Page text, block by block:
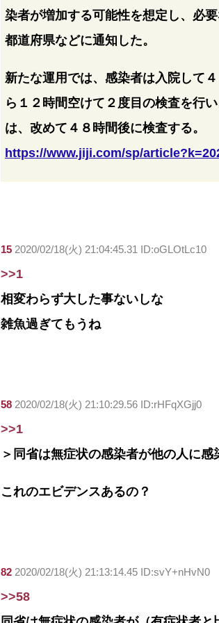
染者が増加する可能性を想定し、必
都道府県などに通知した。
新たな運用では、感染者は入院して
ら１２時間空けて２度目の検査を行
は、改めて４８時間後に検査する。
https://www.jiji.com/sp/
15 2020/02/18(火) 21:04:45.31 ID:oGLOtLc10
>>1
相変わらず大した事ないしな
雑魚過ぎてもうね
58 2020/02/18(火) 21:10:29.56 ID:rHFqXGjj0
>>1
＞同省は無症状の感染者が他の人に
これのエビデンスあるの？
82 2020/02/18(火) 21:13:14.45 ID:svY+nHvN0
>>58